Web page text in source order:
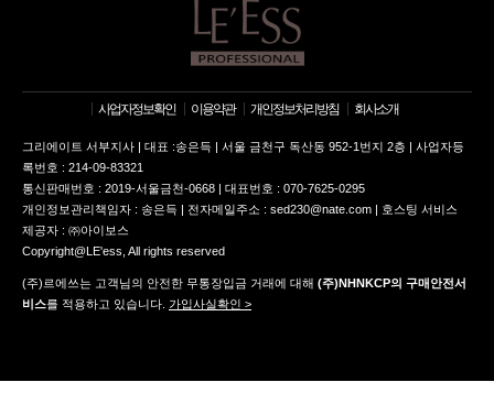
사업자정보확인 이용약관 개인정보처리방침 회사소개
그리에이트 서부지사 | 대표 :송은득 | 서울 금천구 독산동 952-1번지 2층 | 사업자등
록번호 : 214-09-83321
통신판매번호 : 2019-서울금천-0668 | 대표번호 : 070-7625-0295
개인정보관리책임자 : 송은득 | 전자메일주소 : sed230@nate.com | 호스팅 서비스
제공자 : ㈜아이보스
Copyright@LE'ess, All rights reserved
(주)르에쓰는 고객님의 안전한 무통장입금 거래에 대해 (주)NHNKCP의 구매안전서
비스를 적용하고 있습니다. 가입사실확인 >